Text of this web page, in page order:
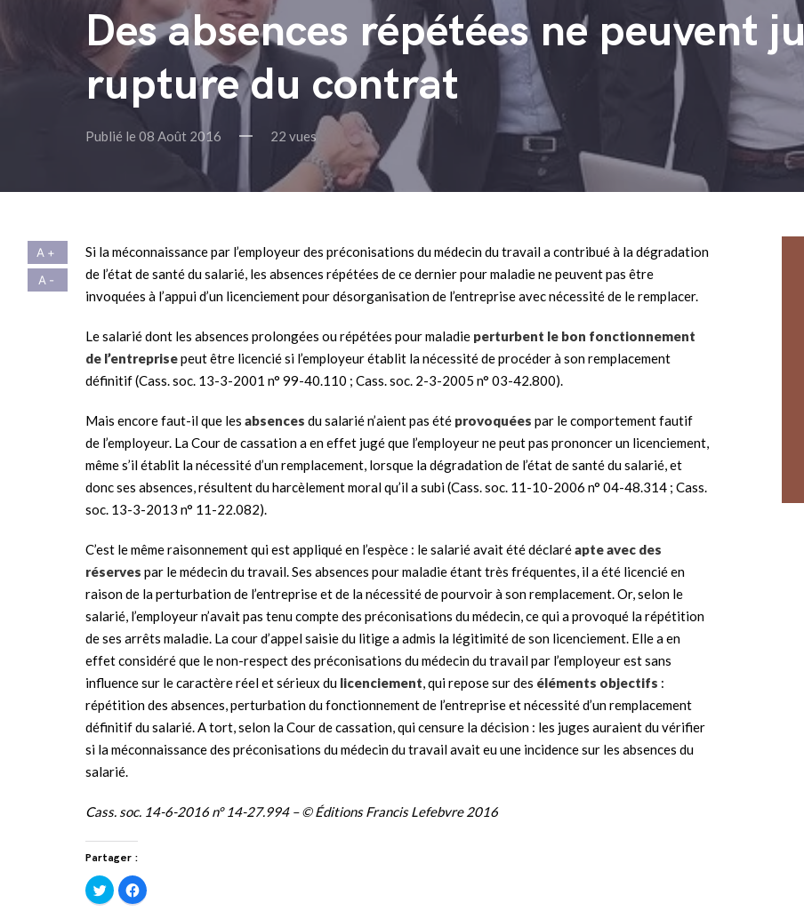
Des absences répétées ne peuvent
rupture du contrat
Publié le 08 Août 2016 22 vues
Si la méconnaissance par l’employeur des préconisations du médecin du travail a contribué à la dégradation
de l’état de santé du salarié, les absences répétées de ce dernier pour maladie ne peuvent pas être
invoquées à l’appui d’un licenciement pour désorganisation de l’entreprise avec nécessité de le remplacer.
Le salarié dont les absences prolongées ou répétées pour maladie perturbent le bon fonctionnement
de l’entreprisepeut être licencié si l’employeur établit la nécessité de procéder à son remplacement
définitif (Cass. soc. 13-3-2001 n° 99-40.110 ; Cass. soc. 2-3-2005 n° 03-42.800).
Mais encore faut-il que les absences du salarié n’aient pas été provoquées par le comportement fautif
de l’employeur. La Cour de cassation a en effet jugé que l’employeur ne peut pas prononcer un licenciement,
même s’il établit la nécessité d’un remplacement, lorsque la dégradation de l’état de santé du salarié, et
donc ses absences, résultent du harcèlement moral qu’il a subi (Cass. soc. 11-10-2006 n° 04-48.314 ; Cass.
soc. 13-3-2013 n° 11-22.082).
C’est le même raisonnement qui est appliqué en l’espèce : le salarié avait été déclaréapte avec des
réserves par le médecin du travail. Ses absences pour maladie étant très fréquentes, il a été licencié en
raison de la perturbation de l’entreprise et de la nécessité de pourvoir à son remplacement. Or, selon le
salarié, l’employeur n’avait pas tenu compte des préconisations du médecin, ce qui a provoqué la répétition
de ses arrêts maladie. La cour d’appel saisie du litige a admis la légitimité de son licenciement. Elle a en
effet considéré que le non-respect des préconisations du médecin du travail par l’employeur est sans
influence sur le caractère réel et sérieux du licenciement, qui repose sur des éléments objectifs :
répétition des absences, perturbation du fonctionnement de l’entreprise et nécessité d’un remplacement
définitif du salarié. A tort, selon la Cour de cassation, qui censure la décision : les juges auraient du vérifier
si la méconnaissance des préconisations du médecin du travail avait eu une incidence sur les absences du
salarié.
Cass. soc. 14-6-2016 n° 14-27.994 – © Éditions Francis Lefebvre 2016
Partager :
Cliquez
pour
partager
Cliquez
pour
partager